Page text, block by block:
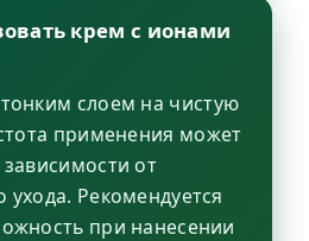
крем с ионами
слоем на чистую
применения может
от
ухода. Рекомендуется
при нанесении